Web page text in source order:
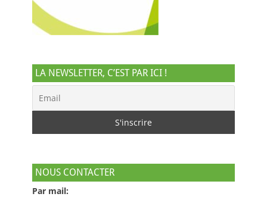
LA NEWSLETTER, C’EST PAR ICI !
NOUS CONTACTER
Par mail: